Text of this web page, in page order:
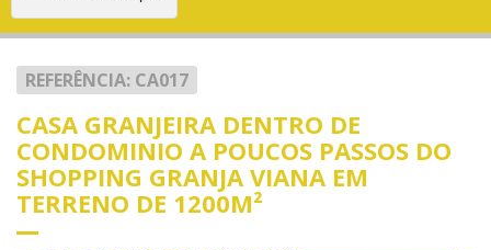
REFERÊNCIA: CA017
CASA GRANJEIRA DENTRO DE
CONDOMINIO A POUCOS PASSOS DO
SHOPPING GRANJA VIANA EM
TERRENO DE 1200M²